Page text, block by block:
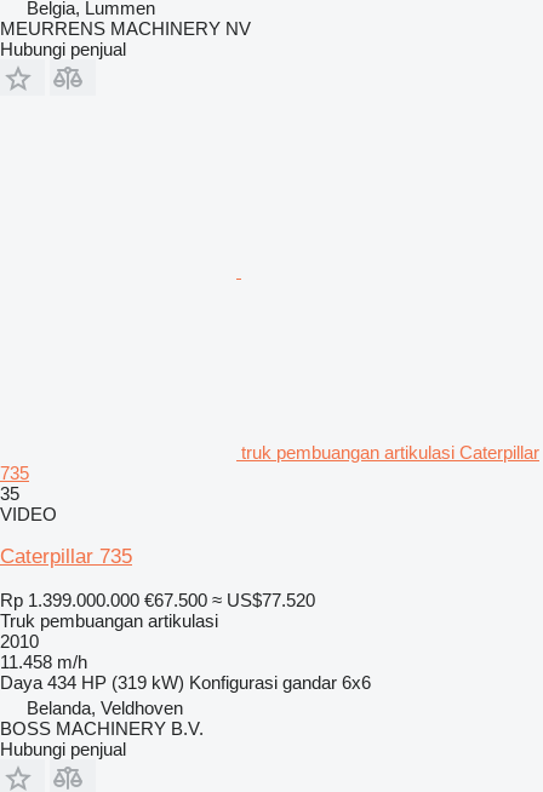
Belgia, Lummen
MEURRENS MACHINERY NV
Hubungi penjual
truk pembuangan artikulasi Caterpillar
735
35
VIDEO
Caterpillar 735
Rp 1.399.000.000 €67.500 ≈ US$77.520
Truk pembuangan artikulasi
2010
11.458 m/h
Daya 434 HP (319 kW) Konfigurasi gandar 6x6
Belanda, Veldhoven
BOSS MACHINERY B.V.
Hubungi penjual